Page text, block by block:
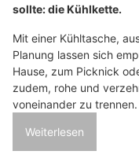
sollte: die Kühlkette.
Mit einer Kühltasche,
Planung lassen sich
Hause, zum Picknick
zudem, rohe und
voneinander zu trennen.
Weiterlesen